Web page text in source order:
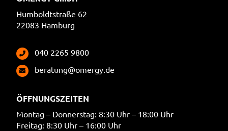
Humboldtstraße 62
22083 Hamburg
040 2265 9800
beratung@omergy.de
ÖFFNUNGSZEITEN
Montag – Donnerstag: 8:30 Uhr – 18:00 Uhr
Freitag: 8:30 Uhr – 16:00 Uhr